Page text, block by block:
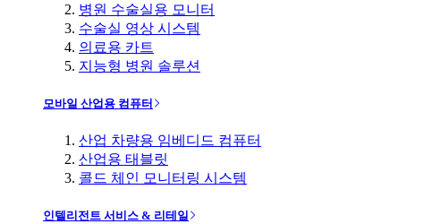
병원 수술실용 모니터
수술실 영상 시스템
의료용 카트
지능형 병원 솔루션
모바일 산업용 컴퓨터
산업 차량용 임베디드 컴퓨터
산업용 태블릿
콜드 체인 모니터링 시스템
인텔리전트 서비스 & 리테일